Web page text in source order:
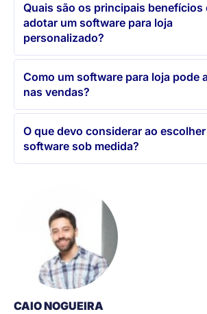
Quais são os principais benefícios
adotar um software para loja
personalizado?
Como um software para loja pode
nas vendas?
O que devo considerar ao
software sob medida?
CAIO NOGUEIRA